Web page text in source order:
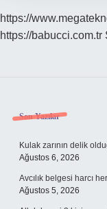
https://
https://babucci.com.tr
Sidebar
Son Yazılar
Kulak zarının delik
Ağustos 6, 2026
Avcılık belgesi harcı
Ağustos 5, 2026